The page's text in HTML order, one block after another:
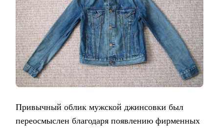
Привычный облик мужской джинсовки был
переосмыслен благодаря появлению фирменных